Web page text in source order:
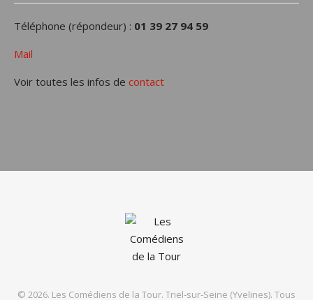
Téléphone (répondeur) : 01 39 27 94 59
Mail
Voir toutes les infos de contact
© 2026. Les Comédiens de la Tour. Triel-sur-Seine (Yvelines). Tous